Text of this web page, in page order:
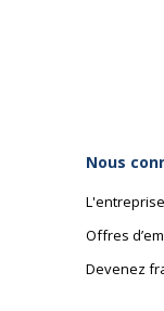
Nous
Offres
Devenez